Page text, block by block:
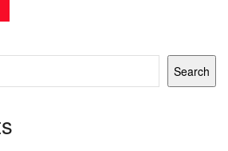
Search